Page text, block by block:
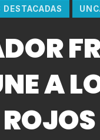
DESTACADAS
A